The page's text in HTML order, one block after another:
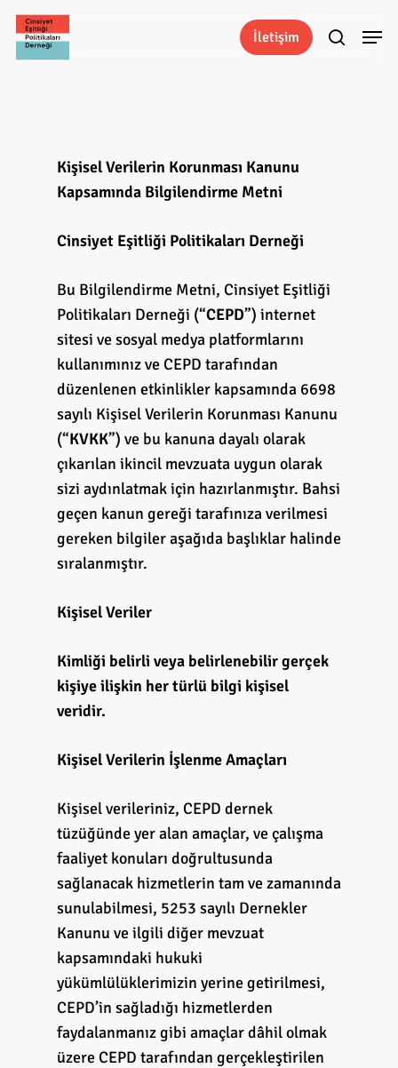
Skip
main
İletişim search
Menu
Kişisel Verilerin Korunması Kanunu
Kapsamında Bilgilendirme Metni
Cinsiyet Eşitliği Politikaları Derneği
Bu Bilgilendirme Metni, Cinsiyet Eşitliği
Politikaları Derneği (“CEPD”) internet
sitesi ve sosyal medya platformlarını
kullanımınız ve CEPD tarafından
düzenlenen etkinlikler kapsamında 6698
sayılı Kişisel Verilerin Korunması Kanunu
(“KVKK”) ve bu kanuna dayalı olarak
çıkarılan ikincil mevzuata uygun olarak
sizi aydınlatmak için hazırlanmıştır. Bahsi
geçen kanun gereği tarafınıza verilmesi
gereken bilgiler aşağıda başlıklar halinde
sıralanmıştır.
Kişisel Veriler
Kimliği belirli veya belirlenebilir gerçek
kişiye ilişkin her türlü bilgi kişisel
veridir.
Kişisel Verilerin İşlenme Amaçları
Kişisel verileriniz, CEPD dernek
tüzüğünde yer alan amaçlar, ve çalışma
faaliyet konuları doğrultusunda
sağlanacak hizmetlerin tam ve zamanında
sunulabilmesi, 5253 sayılı Dernekler
Kanunu ve ilgili diğer mevzuat
kapsamındaki hukuki
yükümlülüklerimizin yerine getirilmesi,
CEPD’in sağladığı hizmetlerden
faydalanmanız gibi amaçlar dâhil olmak
üzere CEPD tarafından gerçekleştirilen